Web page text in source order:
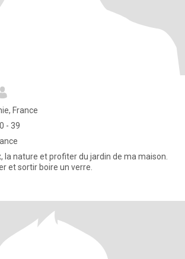
France
- 39
la nature et profiter du jardin de ma maison.
et sortir boire un verre.